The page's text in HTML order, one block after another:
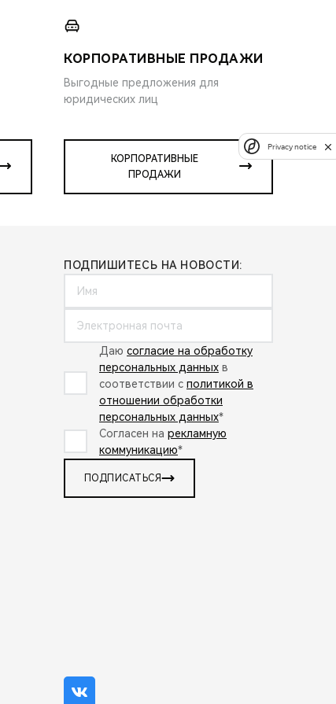
КОРПОРАТИВНЫЕ ПРОДАЖИ
Выгодные предложения для
юридических лиц
КОРПОРАТИВНЫЕ
ПРОДАЖИ
ПОДПИШИТЕСЬ НА НОВОСТИ:
Даю согласие на обработку
персональных данных в
соответствии с политикой в
отношении обработки
персональных данных*
Согласен на рекламную
коммуникацию*
ПОДПИСАТЬСЯ
Privacy notice